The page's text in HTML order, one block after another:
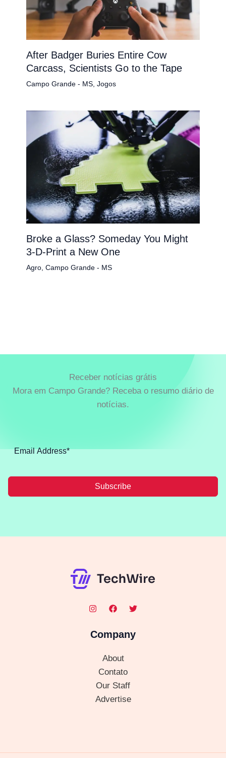
After Badger Buries Entire Cow
Carcass, Scientists Go to the Tape
Campo Grande - MS, Jogos
Broke a Glass? Someday You Might
3-D-Print a New One
Agro, Campo Grande - MS
Receber notícias grátis
Mora em Campo Grande? Receba o resumo diário de
notícias.
Subscribe
Company
About
Contato
Our Staff
Advertise